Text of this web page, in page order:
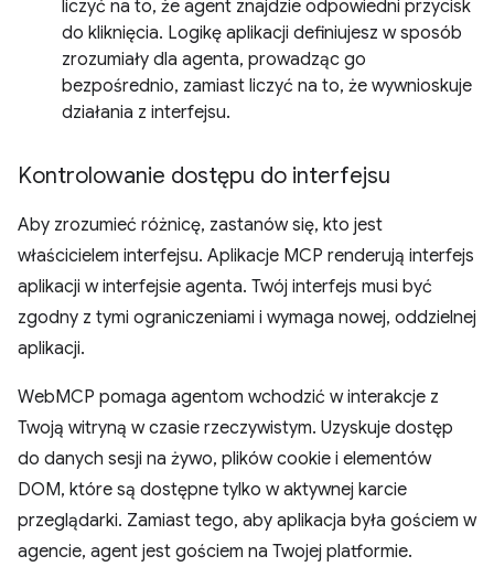
liczyć na to, że agent znajdzie odpowiedni przycisk
do kliknięcia. Logikę aplikacji definiujesz w sposób
zrozumiały dla agenta, prowadząc go
bezpośrednio, zamiast liczyć na to, że wywnioskuje
działania z interfejsu.
Kontrolowanie dostępu do interfejsu
Aby zrozumieć różnicę, zastanów się, kto jest
właścicielem interfejsu. Aplikacje MCP renderują interfejs
aplikacji w interfejsie agenta. Twój interfejs musi być
zgodny z tymi ograniczeniami i wymaga nowej, oddzielnej
aplikacji.
WebMCP pomaga agentom wchodzić w interakcje z
Twoją witryną w czasie rzeczywistym. Uzyskuje dostęp
do danych sesji na żywo, plików cookie i elementów
DOM, które są dostępne tylko w aktywnej karcie
przeglądarki. Zamiast tego, aby aplikacja była gościem w
agencie, agent jest gościem na Twojej platformie.